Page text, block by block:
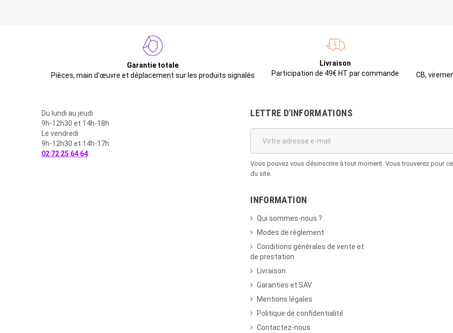
Garantie totale
Pièces, main d'œuvre et déplacement sur les produits signalés
Livraison
Participation de 49€ HT par commande
CB,
Du lundi au jeudi
9h-12h30 et 14h-18h
Le vendredi
9h-12h30 et 14h-17h
02 72 25 64 64
LETTRE D'INFORMATIONS
Vous pouvez vous désinscrire à tout moment. Vous trouverez pour
du site.
INFORMATION
Qui sommes-nous ?
Modes de règlement
Conditions générales de vente et
de prestation
Livraison
Garanties et SAV
Mentions légales
Politique de confidentialité
Contactez-nous